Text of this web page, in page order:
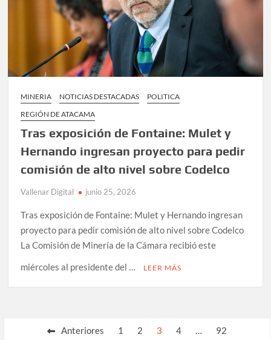
MINERIA NOTICIAS DESTACADAS
POLITICA
REGIÓN DE ATACAMA
Tras exposición de Fontaine: Mulet y
Hernando ingresan proyecto para pedir
comisión de alto nivel sobre Codelco
Vallenar Digital junio 25, 2026
Tras exposición de Fontaine: Mulet y Hernando ingresan
proyecto para pedir comisión de alto nivel sobre Codelco
La Comisión de Minería de la Cámara recibió este
miércoles al presidente del …
LEER MÁS
Paginación
Anteriores 1 2 3 4 … 92